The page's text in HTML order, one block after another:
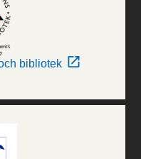
bibliotek